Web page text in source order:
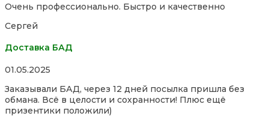
out
5
Очень профессионально. Быстро и качественно
Сергей
Доставка БАД
Rated
out
of
5
01.05.2025
Заказывали БАД, через 12 дней посылка пришла без
обмана. Всё в целости и сохранности! Плюс ещё
призентики положили)